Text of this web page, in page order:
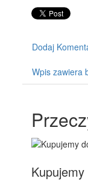
Dodaj
Wpis zawiera